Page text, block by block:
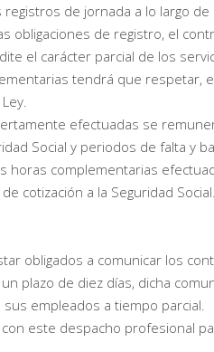
de jornada a lo largo
obligaciones de registro, el
el carácter parcial de los
tendrá que respetar,
efectuadas se
Social y periodos de falta y
horas complementarias
cotización a la Seguridad Social.
obligados a comunicar los
plazo de diez días, dicha
empleados a tiempo parcial.
este despacho profesional